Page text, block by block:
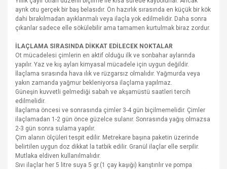
ayrık otu gerçek bir baş belasıdır. Ön hazırlık sırasında en küçük bir kök
dahi bırakılmadan ayıklanmalı veya ilaçla yok edilmelidir. Daha sonra
çıkanlar sadece elle sökülebilir ama tamamen kurtulmak biraz zordur.
İLAÇLAMA SIRASINDA DİKKAT EDİLECEK NOKTALAR
Ot mücadelesi çimlerin en aktif olduğu ilk ve sonbahar aylarında
yapılır. Yaz ve kış ayları kimyasal mücadele için uygun değildir.
İlaçlama sırasında hava ılık ve rüzgarsız olmalıdır. Yağmurda veya
yakın zamanda yağmur bekleniyorsa ilaçlama yapılmaz.
Güneşin kuvvetli gelmediği sabah ve akşamüstü saatleri tercih
edilmelidir.
İlaçlama öncesi ve sonrasında çimler 3-4 gün biçilmemelidir. Çimler
ilaçlamadan 1-2 gün önce güzelce sulanır. Sonrasında yağış olmazsa
2-3 gün sonra sulama yapılır.
Çim alanın ölçüleri tespit edilir. Metrekare başına paketin üzerinde
belirtilen uygun doz dikkat la tatbik edilir. Granül ilaçlar elle serpilir.
Mutlaka eldiven kullanılmalıdır.
Sıvı ilaçlar her 5 litre suya 5 gr.(1 çay kaşığı) karıştırılır ve pompa